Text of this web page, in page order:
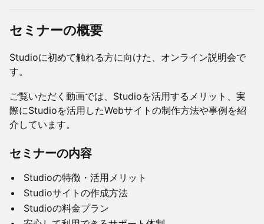
セミナーの概要
Studioに初めて触れる方に向けた、オンライン説明会で
す。
ご覧いただく動画では、Studioを活用するメリット、実
際にStudioを活用したWebサイトの制作方法や事例を紹
介しています。
セミナーの内容
Studioの特徴・活用メリット
Studioサイトの作成方法
Studioの料金プラン